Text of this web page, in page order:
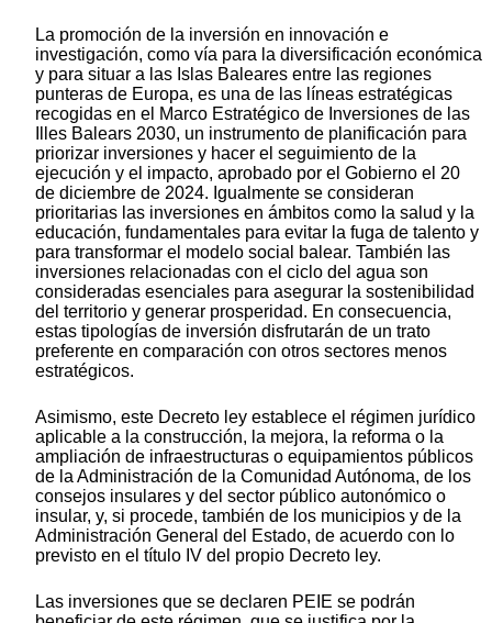
La promoción de la inversión en innovación e
investigación, como vía para la diversificación económica
y para situar a las Islas Baleares entre las regiones
punteras de Europa, es una de las líneas estratégicas
recogidas en el Marco Estratégico de Inversiones de las
Illes Balears 2030, un instrumento de planificación para
priorizar inversiones y hacer el seguimiento de la
ejecución y el impacto, aprobado por el Gobierno el 20
de diciembre de 2024. Igualmente se consideran
prioritarias las inversiones en ámbitos como la salud y la
educación, fundamentales para evitar la fuga de talento y
para transformar el modelo social balear. También las
inversiones relacionadas con el ciclo del agua son
consideradas esenciales para asegurar la sostenibilidad
del territorio y generar prosperidad. En consecuencia,
estas tipologías de inversión disfrutarán de un trato
preferente en comparación con otros sectores menos
estratégicos.
Asimismo, este Decreto ley establece el régimen jurídico
aplicable a la construcción, la mejora, la reforma o la
ampliación de infraestructuras o equipamientos públicos
de la Administración de la Comunidad Autónoma, de los
consejos insulares y del sector público autonómico o
insular, y, si procede, también de los municipios y de la
Administración General del Estado, de acuerdo con lo
previsto en el título IV del propio Decreto ley.
Las inversiones que se declaren PEIE se podrán